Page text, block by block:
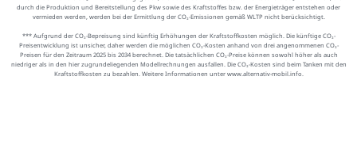
durch die Produktion und Bereitstellung des Pkw sowie des Kraftstoffes bzw. der Energieträger entstehen oder
vermieden werden, werden bei der Ermittlung der CO₂-Emissionen gemäß WLTP nicht berücksichtigt.
*** Aufgrund der CO₂-Bepreisung sind künftig Erhöhungen der Kraftstoffkosten möglich. Die künftige CO₂-
Preisentwicklung ist unsicher, daher werden die möglichen CO₂-Kosten anhand von drei angenommenen CO₂-
Preisen für den Zeitraum 2025 bis 2034 berechnet. Die tatsächlichen CO₂-Preise können sowohl höher als auch
niedriger als in den hier zugrundeliegenden Modellrechnungen ausfallen. Die CO₂-Kosten sind beim Tanken mit den
Kraftstoffkosten zu bezahlen. Weitere Informationen unter www.alternativ-mobil.info.